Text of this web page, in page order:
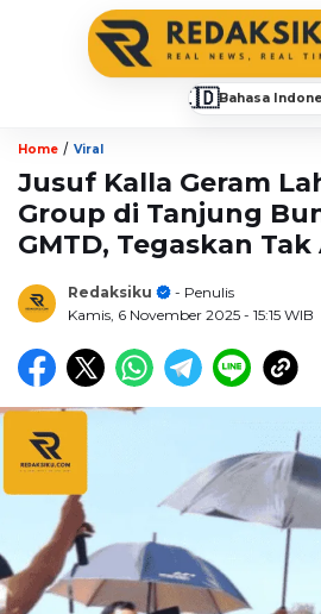
🇮🇩Bahasa
Home / Viral
Jusuf Kalla Geram
Group di Tanjung
GMTD, Tegaskan
Redaksiku
- Penulis
Kamis, 6 November 2025 - 15:15 WIB